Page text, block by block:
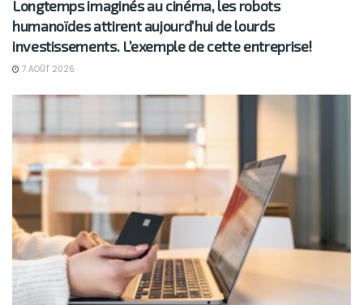
Longtemps imaginés au cinéma, les robots
humanoïdes attirent aujourd’hui de lourds
investissements. L’exemple de cette entreprise!
7 AOÛT 2026